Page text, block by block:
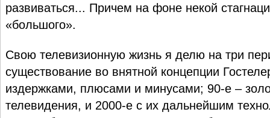
развиваться... Причем на фоне некой
«большого».
Свою телевизионную жизнь я делю на три
существование во внятной концепции
издержками, плюсами и минусами; 90-е –
телевидения, и 2000-е с их дальнейшим